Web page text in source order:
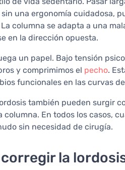
una ergonomía cuidadosa,
columna se adapta a una
en la dirección opuesta.
un papel. Bajo tensión
y comprimimos el pecho.
funcionales en las curvas
también pueden surgir
columna. En todos los casos,
sin necesidad de cirugía.
corregir la